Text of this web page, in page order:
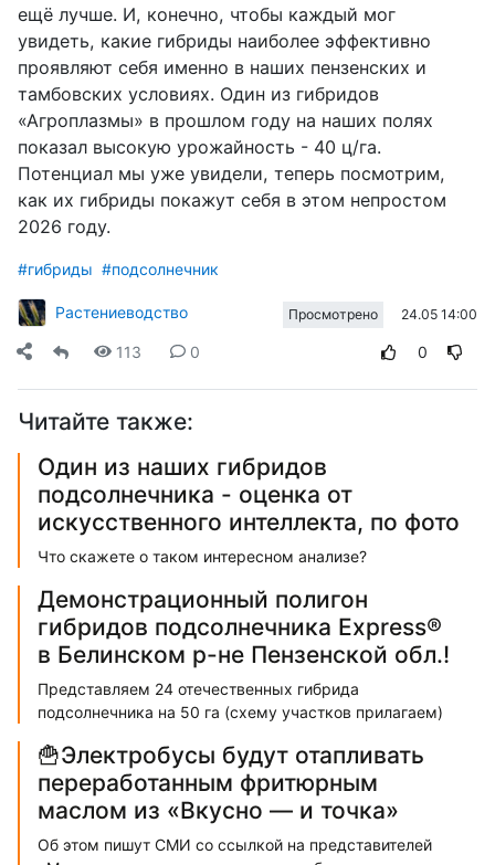
ещё лучше. И, конечно, чтобы каждый мог
увидеть, какие гибриды наиболее эффективно
проявляют себя именно в наших пензенских и
тамбовских условиях. Один из гибридов
«Агроплазмы» в прошлом году на наших полях
показал высокую урожайность - 40 ц/га.
Потенциал мы уже увидели, теперь посмотрим,
как их гибриды покажут себя в этом непростом
2026 году.
#гибриды #подсолнечник
Растениеводство Просмотрено 24.05 14:00
113 0 0
Читайте также:
Один из наших гибридов
подсолнечника - оценка от
искусственного интеллекта, по фото
Что скажете о таком интересном анализе?
Демонстрационный полигон
гибридов подсолнечника Express®
в Белинском р-не Пензенской обл.!
Представляем 24 отечественных гибрида
подсолнечника на 50 га (схему участков прилагаем)
🍟Электробусы будут отапливать
переработанным фритюрным
маслом из «Вкусно — и точка»
Об этом пишут СМИ со ссылкой на представителей